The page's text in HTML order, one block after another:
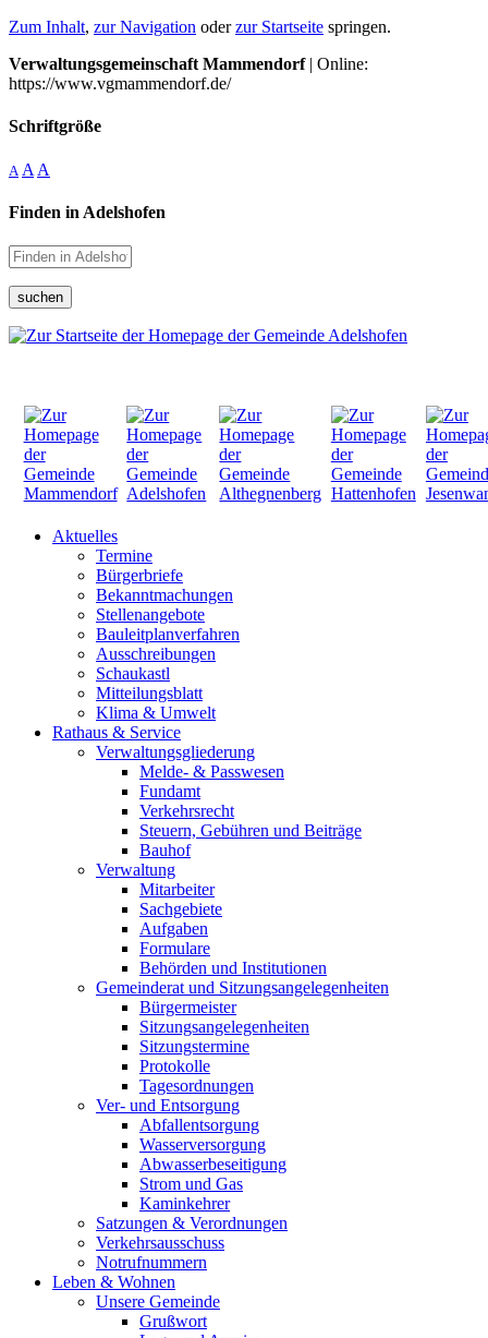
Zum Inhalt, zur Navigation oderzur Startseite springen.
Verwaltungsgemeinschaft Mammendorf| Online:
https://www.vgmammendorf.de/
Schriftgröße
A A A
Finden in Adelshofen
suchen
Aktuelles
Termine
Bürgerbriefe
Bekanntmachungen
Stellenangebote
Bauleitplanverfahren
Ausschreibungen
Schaukastl
Mitteilungsblatt
Klima & Umwelt
Rathaus & Service
Verwaltungsgliederung
Melde- & Passwesen
Fundamt
Verkehrsrecht
Steuern, Gebühren und Beiträge
Bauhof
Verwaltung
Mitarbeiter
Sachgebiete
Aufgaben
Formulare
Behörden und Institutionen
Gemeinderat und Sitzungsangelegenheiten
Bürgermeister
Sitzungsangelegenheiten
Sitzungstermine
Protokolle
Tagesordnungen
Ver- und Entsorgung
Abfallentsorgung
Wasserversorgung
Abwasserbeseitigung
Strom und Gas
Kaminkehrer
Satzungen & Verordnungen
Verkehrsausschuss
Notrufnummern
Leben & Wohnen
Unsere Gemeinde
Grußwort